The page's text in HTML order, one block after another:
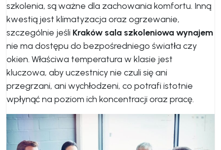
szkolenia, są ważne dla zachowania komfortu. Inną
kwestią jest klimatyzacja oraz ogrzewanie,
szczególnie jeśli Kraków sala szkoleniowa wynajem
nie ma dostępu do bezpośredniego światła czy
okien. Właściwa temperatura w klasie jest
kluczowa, aby uczestnicy nie czuli się ani
przegrzani, ani wychłodzeni, co potrafi istotnie
wpłynąć na poziom ich koncentracji oraz pracę.